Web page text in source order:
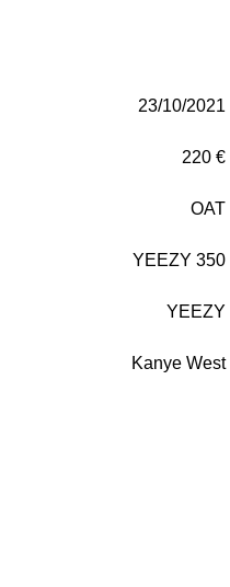
23/10/2021
220 €
OAT
YEEZY 350
YEEZY
Kanye West